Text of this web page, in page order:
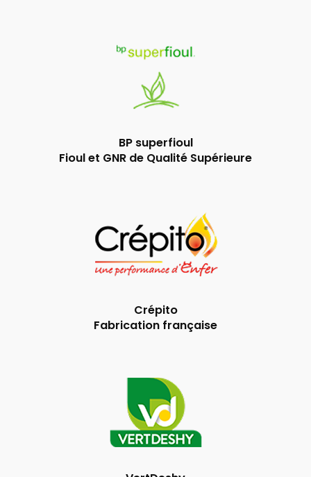
BP superfioul
Fioul et GNR de Qualité Supérieure
Crépito
Fabrication française